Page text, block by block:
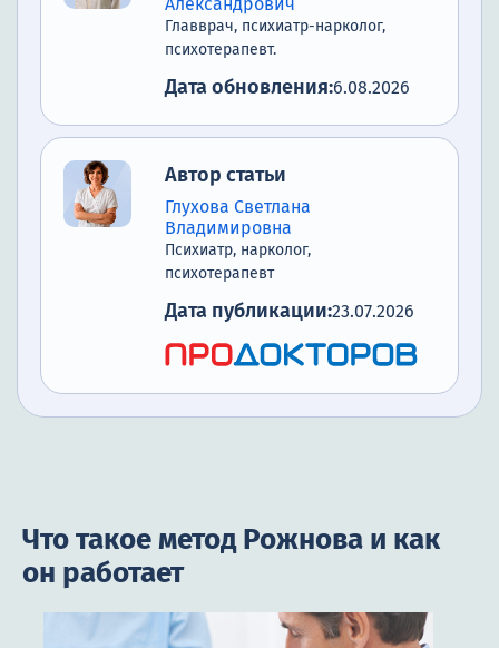
Почему выбирают нашу клинику
Список литературы
Александрович
Главврач, психиатр-нарколог,
психотерапевт.
Дата обновления:6.08.2026
Автор статьи
Глухова Светлана
Владимировна
Психиатр, нарколог,
психотерапевт
Дата публикации:23.07.2026
Что такое метод Рожнова и как
он работает